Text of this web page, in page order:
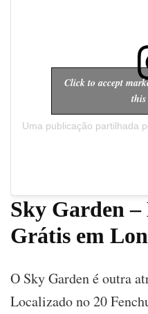
Click to accept
Sky Garden
Grátis em
O Sky Garden é outra
Localizado no 20